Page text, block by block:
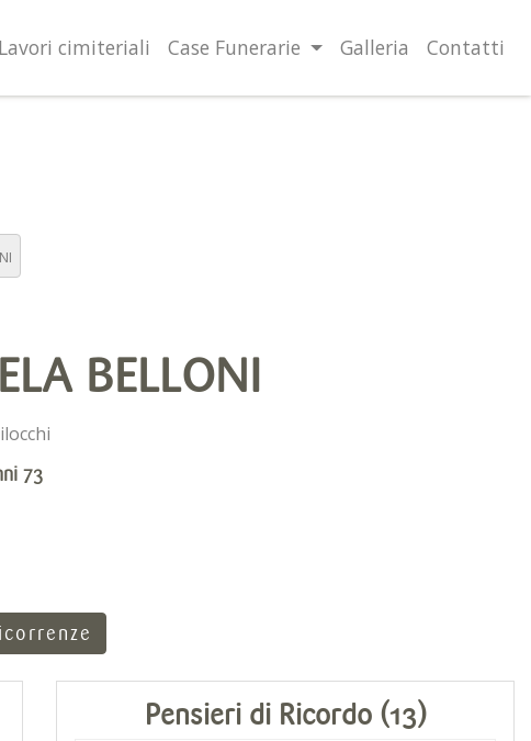
Lavori cimiteriali Case Funerarie Galleria Contatti
BELLONI
73
Pensieri di Ricordo (13)
illustrate nella cookie policy. Chiudendo questo banner,
all’uso dei cookie. Ulteriori informazioni OK